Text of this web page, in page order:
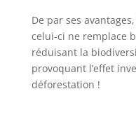
De par ses
celui-ci ne remplace
réduisant la
provoquant l’effet
déforestation !